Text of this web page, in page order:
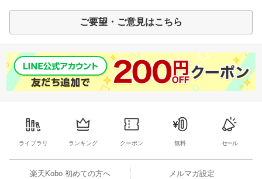
ご要望・ご意見はこちら
ライブラリ ランキング クーポン 無料 セール
楽天Kobo 初めての方へ メルマガ設定